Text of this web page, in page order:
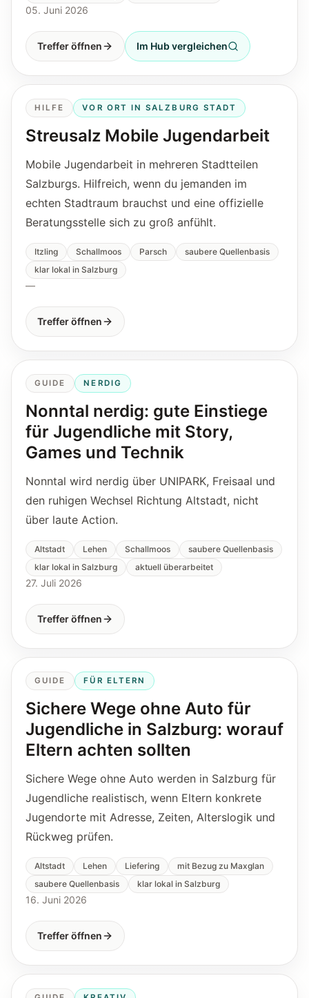
05. Juni 2026
Treffer öffnen Im Hub vergleichen
HILFE VOR ORT IN SALZBURG STADT
Streusalz Mobile Jugendarbeit
Mobile Jugendarbeit in mehreren Stadtteilen
Salzburgs. Hilfreich, wenn du jemanden im
echten Stadtraum brauchst und eine offizielle
Beratungsstelle sich zu groß anfühlt.
Itzling Schallmoos Parsch
saubere Quellenbasis
klar lokal in Salzburg
—
Treffer öffnen
GUIDE NERDIG
Nonntal nerdig: gute Einstiege
für Jugendliche mit Story,
Games und Technik
Nonntal wird nerdig über UNIPARK, Freisaal und
den ruhigen Wechsel Richtung Altstadt, nicht
über laute Action.
Altstadt Lehen Schallmoos
saubere Quellenbasis
klar lokal in Salzburg
aktuell überarbeitet
27. Juli 2026
Treffer öffnen
GUIDE FÜR ELTERN
Sichere Wege ohne Auto für
Jugendliche in Salzburg: worauf
Eltern achten sollten
Sichere Wege ohne Auto werden in Salzburg für
Jugendliche realistisch, wenn Eltern konkrete
Jugendorte mit Adresse, Zeiten, Alterslogik und
Rückweg prüfen.
Altstadt Lehen Liefering
mit Bezug zu Maxglan
saubere Quellenbasis
klar lokal in Salzburg
16. Juni 2026
Treffer öffnen